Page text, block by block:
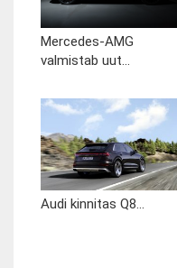
Mercedes-AMG
valmistab uut...
Audi kinnitas Q8...